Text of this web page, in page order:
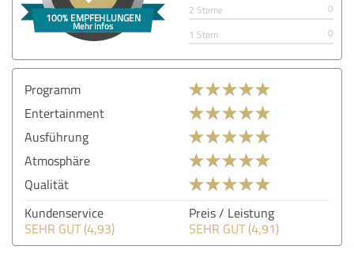
2 Sterne
0
1 Stern
0
Programm
Entertainment
Ausführung
Atmosphäre
Qualität
Kundenservice
SEHR GUT (4,93)
Preis / Leistung
SEHR GUT (4,91)